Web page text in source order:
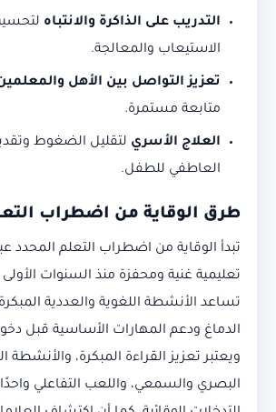
التدريب على الذاكرة والانتباه
الاستيعاب والمعالجة.
تعزيز التواصل بين الأهل
متابعة مستمرة.
العلاج الأسري لتقليل الضغوط
العاطفي للطفل.
طرق الوقاية من اضطراب
تبدأ الوقاية من اضطراب التعلم المحدد
تعليمية غنية ومحفزة منذ السنوات الأولى
تساعد الأنشطة اللغوية والعددية
الدماغ ودعم المهارات الأساسية قبل
ويعتبر تعزيز القراءة المبكرة، والأنشطة
البصري والسمعي، واللعب التفاعلي